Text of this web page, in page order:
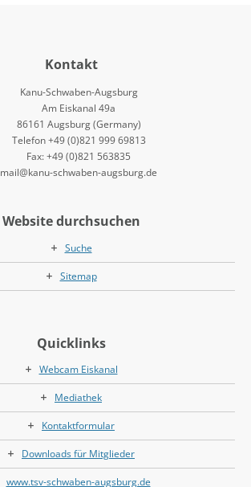
Kontakt
Kanu-Schwaben-Augsburg
Am Eiskanal 49a
86161 Augsburg (Germany)
Telefon +49 (0)821 999 69813
Fax: +49 (0)821 563835
mail@kanu-schwaben-augsburg.de
Website durchsuchen
Suche
Sitemap
Quicklinks
Webcam Eiskanal
Mediathek
Kontaktformular
Downloads für Mitglieder
www.tsv-schwaben-augsburg.de